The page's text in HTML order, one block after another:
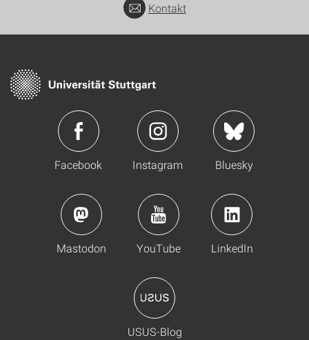
Kontakt
Facebook Instagram Bluesky
Mastodon YouTube LinkedIn
USUS-Blog